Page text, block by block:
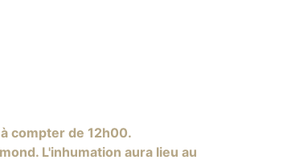
compter de 12h00.
L'inhumation aura lieu au